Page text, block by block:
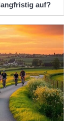
auf?